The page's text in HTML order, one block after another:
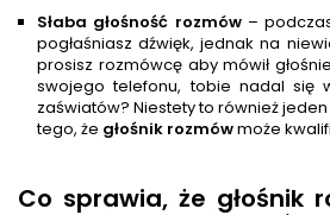
Słaba głośność rozmów–
pogłaśniasz dźwięk, jednak na
prosisz rozmówcę aby mówił
swojego telefonu, tobie nadal się
zaświatów? Niestety to również
tego, że głośnik rozmówmoże
Co sprawia, że głośnik